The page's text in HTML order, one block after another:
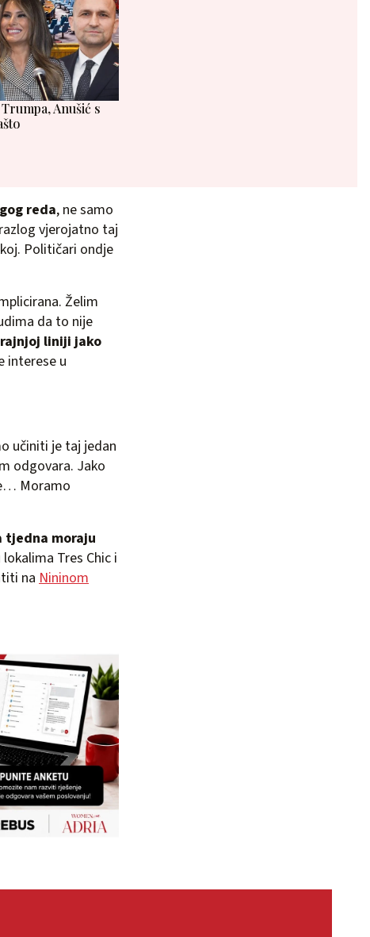
Anušić s
reda, ne samo
vjerojatno taj
Političari ondje
Želim
da to nije
liniji jako
interese u
učiniti je taj jedan
odgovara. Jako
Moramo
tjedna moraju
Tres Chic i
na Nininom